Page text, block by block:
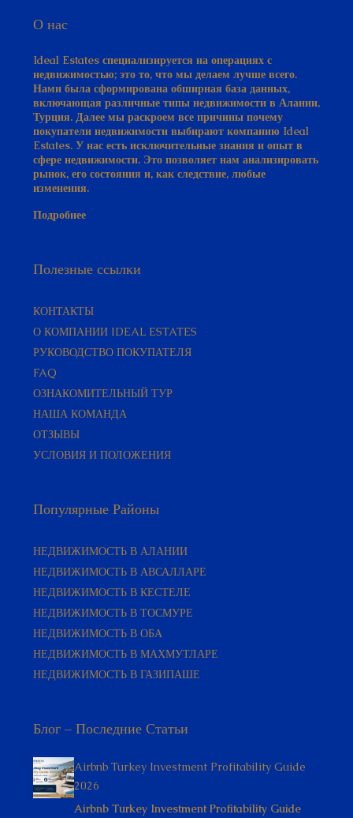
О нас
Ideal Estates специализируется на операциях с
недвижимостью; это то, что мы делаем лучше всего.
Нами была сформирована обширная база данных,
включающая различные типы недвижимости в Алании,
Турция. Далее мы раскроем все причины почему
покупатели недвижимости выбирают компанию Ideal
Estates. У нас есть исключительные знания и опыт в
сфере недвижимости. Это позволяет нам анализировать
рынок, его состояния и, как следствие, любые
изменения.
Подробнее
Полезные ссылки
КОНТАКТЫ
О КОМПАНИИ IDEAL ESTATES
РУКОВОДСТВО ПОКУПАТЕЛЯ​
FAQ
ОЗНАКОМИТЕЛЬНЫЙ ТУР
НАША КОМАНДА
ОТЗЫВЫ
УСЛОВИЯ И ПОЛОЖЕНИЯ
Популярные Районы
НЕДВИЖИМОСТЬ В АЛАНИИ
НЕДВИЖИМОСТЬ В АВСАЛЛАРЕ
НЕДВИЖИМОСТЬ В КЕСТЕЛЕ
НЕДВИЖИМОСТЬ В ТОСМУРЕ
НЕДВИЖИМОСТЬ В ОБА
НЕДВИЖИМОСТЬ В МАХМУТЛАРЕ
НЕДВИЖИМОСТЬ В ГАЗИПАШЕ
Блог – Последние Статьи
Airbnb Turkey Investment Profitability Guide
2026
Airbnb Turkey Investment Profitability Guide